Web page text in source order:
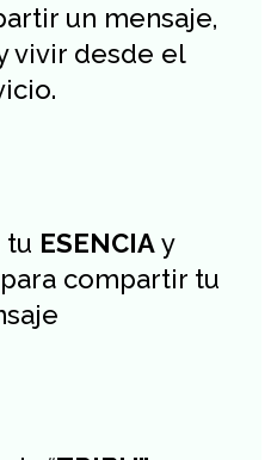
un mensaje,
vivir desde el
tu ESENCIAy
compartir tu